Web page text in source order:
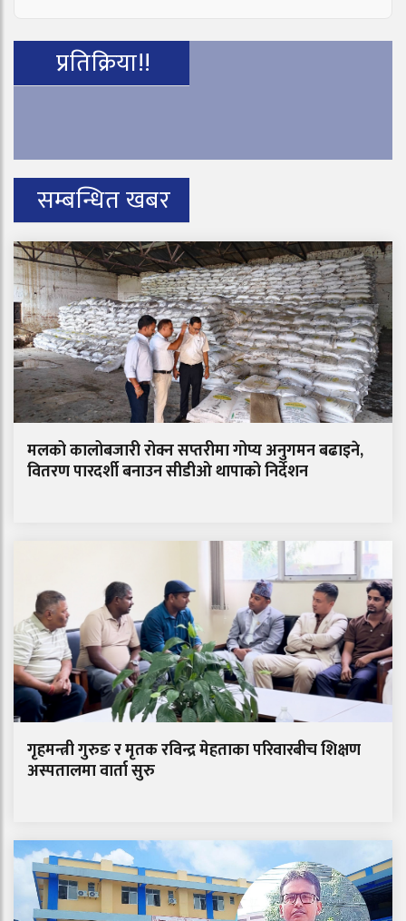
प्रतिक्रिया!!
सम्बन्धित खबर
मलको कालोबजारी रोक्न सप्तरीमा गोप्य अनुगमन बढाइने,
वितरण पारदर्शी बनाउन सीडीओ थापाको निर्देशन
गृहमन्त्री गुरुङ र मृतक रविन्द्र मेहताका परिवारबीच शिक्षण
अस्पतालमा वार्ता सुरु